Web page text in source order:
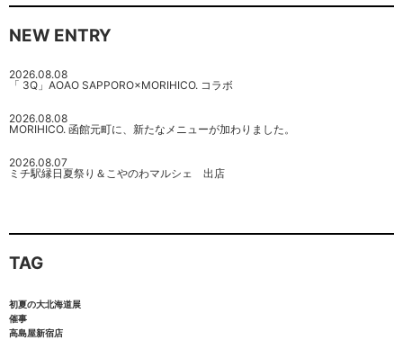
NEW ENTRY
2026.08.08
「 3Q」AOAO SAPPORO×MORIHICO. コラボ
2026.08.08
MORIHICO. 函館元町に、新たなメニューが加わりました。
2026.08.07
ミチ駅縁日夏祭り＆こやのわマルシェ 出店
TAG
初夏の大北海道展
催事
高島屋新宿店